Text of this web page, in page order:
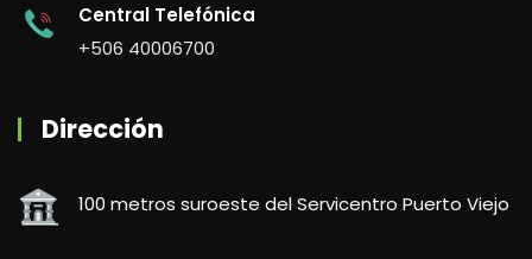
Central Telefónica
+506 40006700
Dirección
100 metros suroeste del Servicentro Puerto Viejo